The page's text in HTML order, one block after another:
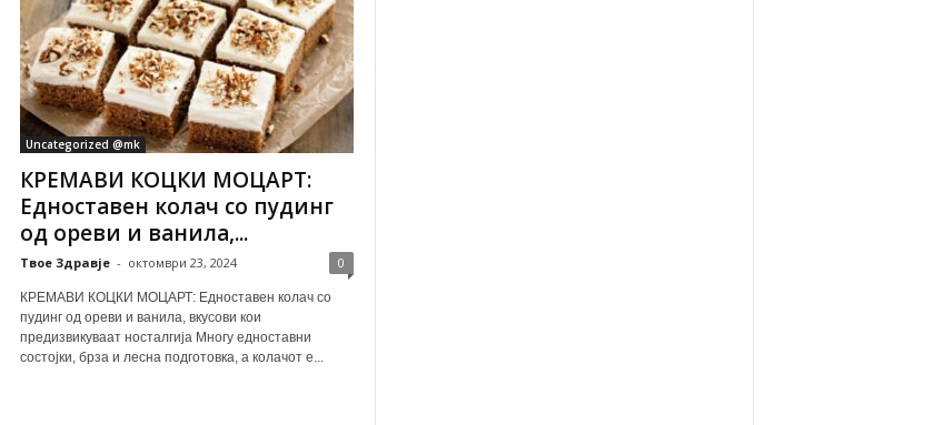
Uncategorized @mk
КРЕМАВИ КОЦКИ МОЦАРТ:
Едноставен колач со пудинг
од ореви и ванила,...
Твое Здравје - октомври 23, 2024 0
КРЕМАВИ КОЦКИ МОЦАРТ: Едноставен колач со
пудинг од ореви и ванила, вкусови кои
предизвикуваат носталгија Многу едноставни
состојки, брза и лесна подготовка, а колачот е...